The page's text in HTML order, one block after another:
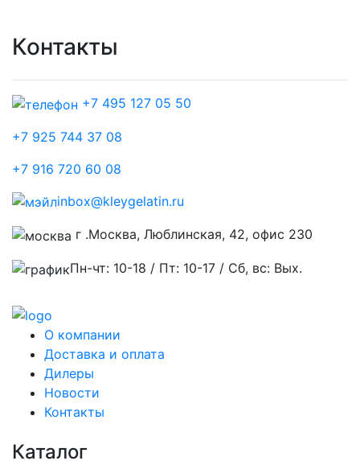
Контакты
+7 495 127 05 50
+7 925 744 37 08
+7 916 720 60 08
inbox@kleygelatin.ru
г .Москва, Люблинская, 42, офис 230
Пн-чт: 10-18 / Пт: 10-17 / Сб, вс: Вых.
О компании
Доставка и оплата
Дилеры
Новости
Контакты
Каталог